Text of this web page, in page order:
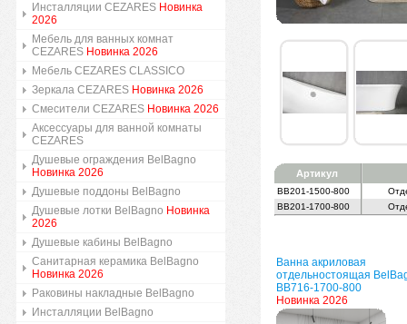
Инсталляции CEZARES Новинка
2026
Мебель для ванных комнат
CEZARES Новинка 2026
Мебель CEZARES CLASSICO
Зеркала CEZARES Новинка 2026
Смесители CEZARES Новинка 2026
Аксессуары для ванной комнаты
CEZARES
Душевые ограждения BelBagno
Новинка 2026
Душевые поддоны BelBagno
Душевые лотки BelBagno Новинка
2026
Душевые кабины BelBagno
Санитарная керамика BelBagno
Новинка 2026
Раковины накладные BelBagno
Инсталляции BelBagno
Артикул
BB201-1500-800
BB201-1700-800
Ванна акриловая
отдельностоящая
BB716-1700-800
Новинка 2026